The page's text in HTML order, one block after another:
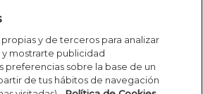
y de terceros para analizar
mostrarte publicidad
preferencias sobre la base de un
de tus hábitos de navegación